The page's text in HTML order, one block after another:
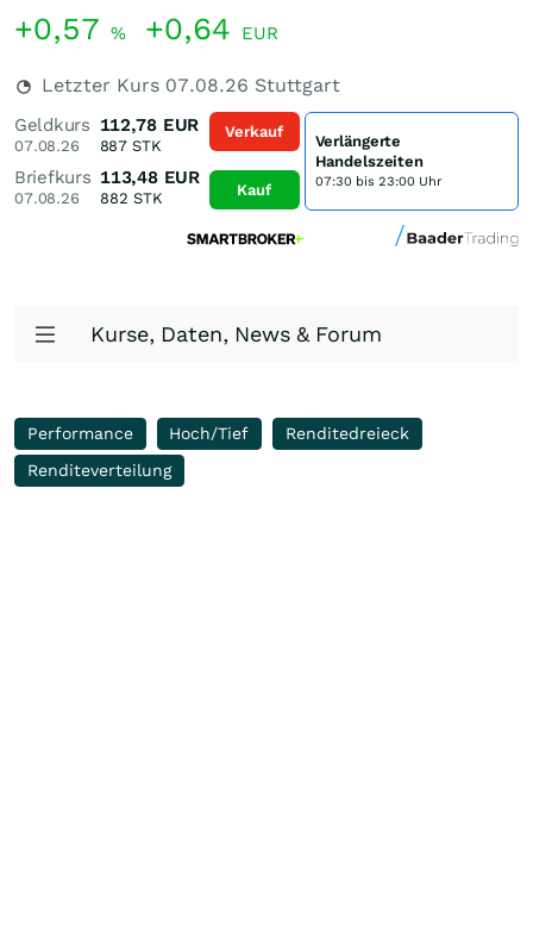
+0,57 % +0,64 EUR
Letzter Kurs 07.08.26 Stuttgart
Geldkurs
07.08.26
112,78 EUR
887 STK
Briefkurs
07.08.26
113,48 EUR
882 STK
Verkauf
Kauf
Verlängerte
Handelszeiten
07:30 bis 23:00 Uhr
Kurse, Daten, News & Forum
Performance Hoch/Tief
Renditedreieck
Renditeverteilung